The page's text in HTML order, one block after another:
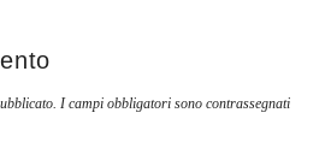
I campi obbligatori sono contrassegnati